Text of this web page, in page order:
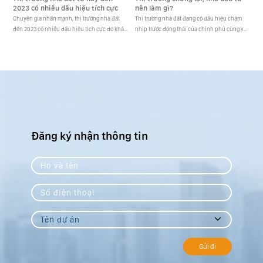
2023 có nhiều dấu hiệu tích cực
Chuyên gia nhấn mạnh, thị trường nhà đất
đến 2023 có nhiều dấu hiệu tích cực do khả
nên làm gì?
Thị trường nhà đất đang có dấu hiệu chậm
nhịp trước động thái của chính phủ cùng với
Đăng ký nhận thông tin
Gửi đi